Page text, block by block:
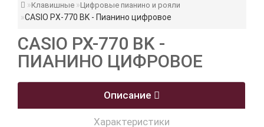
Клавишные Цифровые пианино и рояли
CASIO PX-770 BK - Пианино цифровое
CASIO PX-770 BK -
ПИАНИНО ЦИФРОВОЕ
Описание
Характеристики